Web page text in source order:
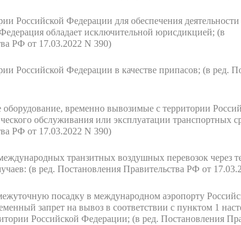
Российской Федерации для обеспечения
обладает исключительной юрисдикцией; (в
РФ от 17.03.2022 N 390)
Российской Федерации в качестве припасов; (в ред.
оборудование, временно вывозимые с территории
обслуживания или эксплуатации транспортных
РФ от 17.03.2022 N 390)
транзитных воздушных перевозок через
(в ред. Постановления Правительства РФ от
посадку в международном аэропорту
запрет на вывоз в соответствии с пунктом 1
Российской Федерации; (в ред. Постановления